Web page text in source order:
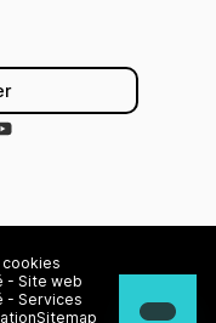
- Site web
- Services
Sitemap